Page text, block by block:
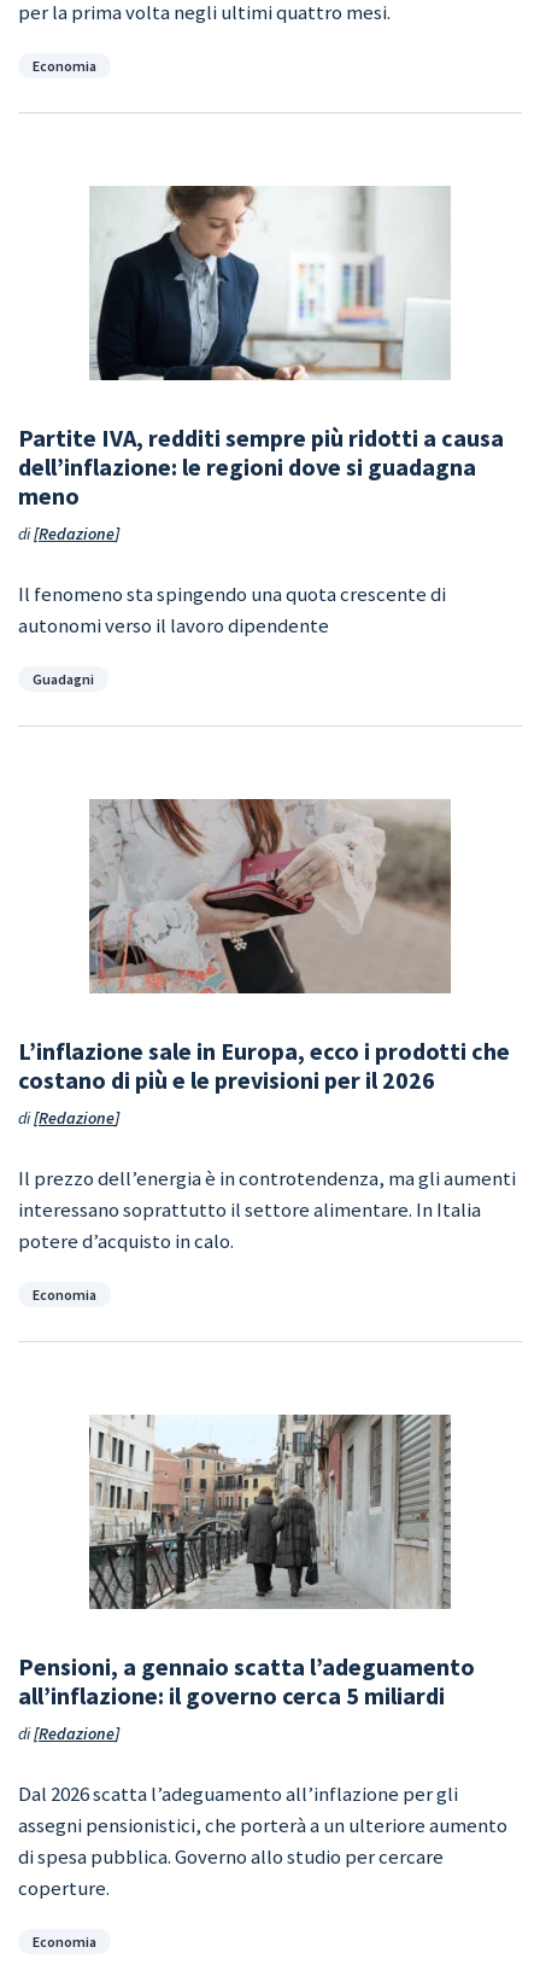
per la prima volta negli ultimi quattro mesi.
Categorie
Economia
Partite IVA, redditi sempre più ridotti a causa
dell’inflazione: le regioni dove si guadagna
meno
di Redazione
Il fenomeno sta spingendo una quota crescente di
autonomi verso il lavoro dipendente
Categorie
Guadagni
L’inflazione sale in Europa, ecco i prodotti che
costano di più e le previsioni per il 2026
di Redazione
Il prezzo dell’energia è in controtendenza, ma gli aumenti
interessano soprattutto il settore alimentare. In Italia
potere d’acquisto in calo.
Categorie
Economia
Pensioni, a gennaio scatta l’adeguamento
all’inflazione: il governo cerca 5 miliardi
di Redazione
Dal 2026 scatta l’adeguamento all’inflazione per gli
assegni pensionistici, che porterà a un ulteriore aumento
di spesa pubblica. Governo allo studio per cercare
coperture.
Categorie
Economia